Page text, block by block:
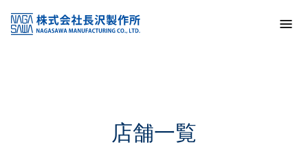
KSS加盟店・取扱店情報
店舗一覧
店舗一覧